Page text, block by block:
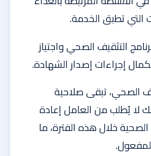
التي تطبق الخدمة.
التثقيف الصحي واجتياز
إجراءات إصدار الشهادة.
الصحي، تبقى صلاحية
سنوات، لذلك لا يُطلب من العامل إعادة
خلال هذه الفترة، ما